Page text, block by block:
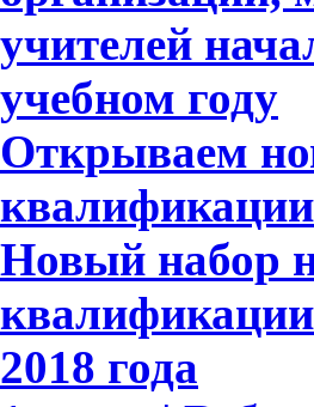
учителей
учебном году
Открываем
Новый набор
квалификации
2018 года